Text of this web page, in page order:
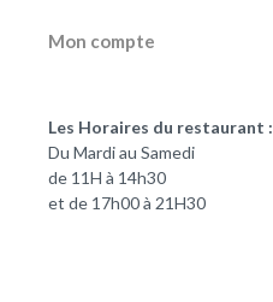
Mon compte
Les Horaires du restaurant :
Du Mardi au Samedi
de 11H à 14h30
et de 17h00 à 21H30